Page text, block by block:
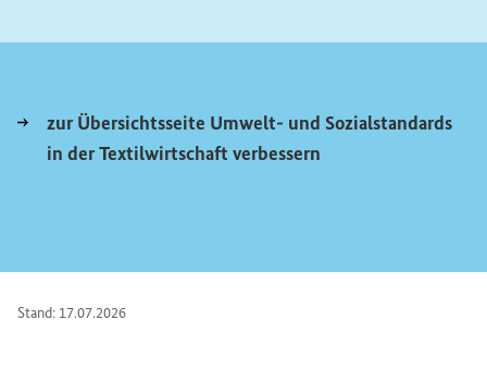
zur Übersichtsseite Umwelt- und Sozialstandards
in der Textilwirtschaft verbessern
Stand: 17.07.2026